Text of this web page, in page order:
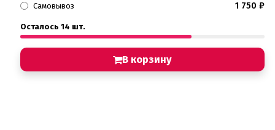
Самовывоз 1 750 ₽
Осталось 14 шт.
В корзину